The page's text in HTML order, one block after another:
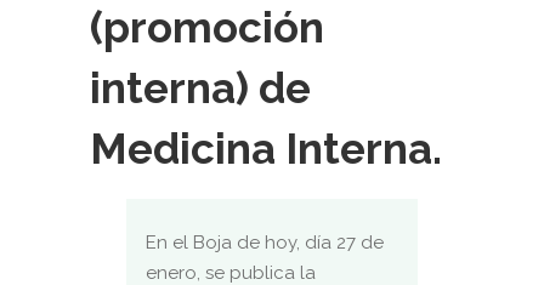
(promoción
interna) de
Medicina Interna.
En el Boja de hoy, día 27 de
enero, se publica la